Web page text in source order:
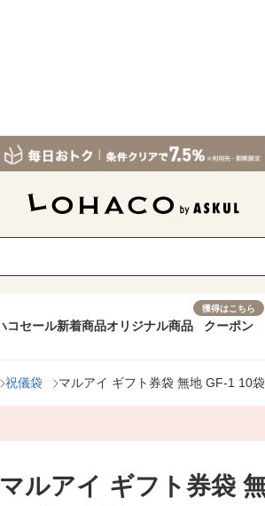
コセール新着商品オリジナル商品
獲得はこちら
クーポン
祝儀袋 マルアイ ギフト券袋 無地 GF-1 10
マルアイ ギフト券袋